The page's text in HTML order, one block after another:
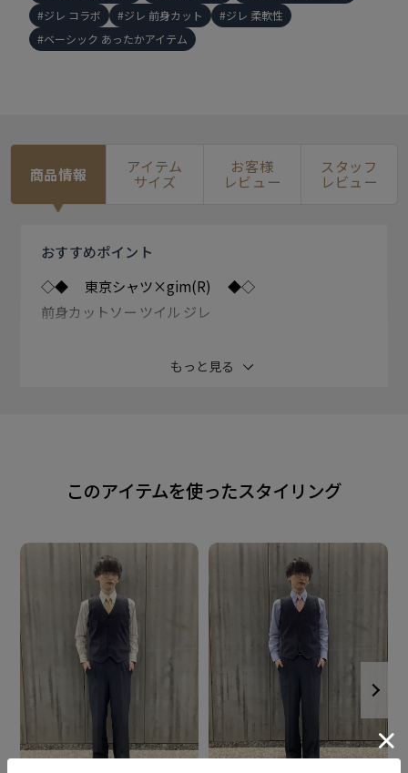
ジレ コラボ
ジレ 前身カット
ジレ 柔軟性
ベーシック あったかアイテム
商品情報 アイテム
サイズ
お客様
レビュー
スタッフ
レビュー
おすすめポイント
◇◆ 東京シャツ×gim(R) ◆◇
前身カットソー ツイル ジレ
「つづく、つながる」をコンセプト に、モノづくりを
使いやすく コーディネイトを楽しめます。
清潔感があるネイビー。
前身頃：ポリエステル78%、レーヨン20%、ポリウレ
タン2%
後身頃：アクリル70%、毛30%
もっと見る
このアイテムを使ったスタイリング